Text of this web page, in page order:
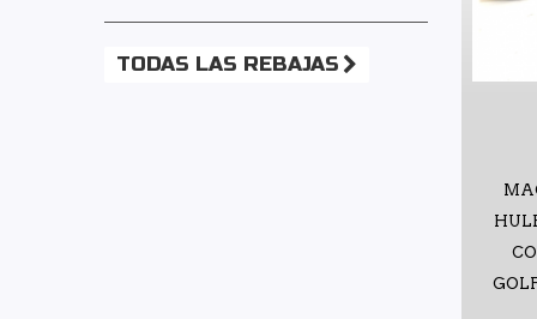
TODAS LAS REBAJAS